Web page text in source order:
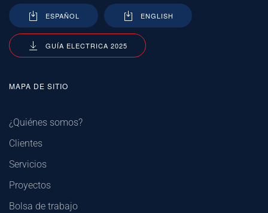
ESPAÑOL ENGLISH
GUÍA ELECTRICA 2025
MAPA DE SITIO
¿Quiénes somos?
Clientes
Servicios
Proyectos
Bolsa de trabajo